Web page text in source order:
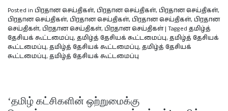
Posted in பிரதான செய்திகள், பிரதான செய்திகள், பிரதான செய்திகள்,
பிரதான செய்திகள், பிரதான செய்திகள், பிரதான செய்திகள், பிரதான
செய்திகள், பிரதான செய்திகள், பிரதான செய்திகள்| Tagged தமிழ்த்
தேசியக் கூட்டமைப்பு, தமிழ்த் தேசியக் கூட்டமைப்பு, தமிழ்த் தேசியக்
கூட்டமைப்பு, தமிழ்த் தேசியக் கூட்டமைப்பு, தமிழ்த் தேசியக்
கூட்டமைப்பு, தமிழ்த் தேசியக் கூட்டமைப்பு
‘தமிழ் கட்சிகளின் ஒற்றுமைக்கு